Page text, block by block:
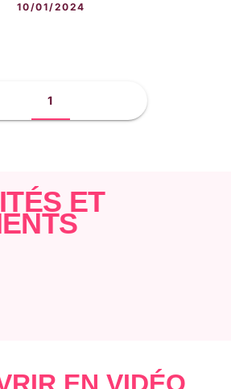
10/01/2024
1
ET
EN VIDÉO